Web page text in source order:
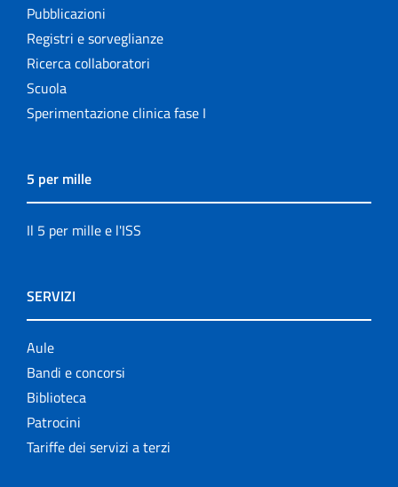
Pubblicazioni
Registri e sorveglianze
Ricerca collaboratori
Scuola
Sperimentazione clinica fase I
5 per mille
Il 5 per mille e l'ISS
SERVIZI
Aule
Bandi e concorsi
Biblioteca
Patrocini
Tariffe dei servizi a terzi